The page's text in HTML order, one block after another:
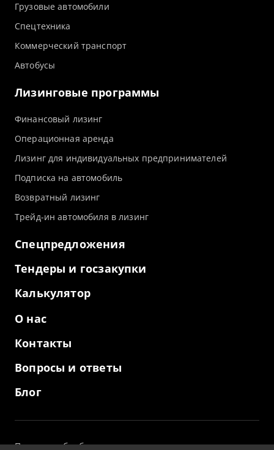
Грузовые автомобили
Спецтехника
Коммерческий транспорт
Автобусы
Лизинговые программы
Финансовый лизинг
Операционная аренда
Лизинг для индивидуальных предпринимателей
Подписка на автомобиль
Возвратный лизинг
Трейд-ин автомобиля в лизинг
Спецпредложения
Тендеры и госзакупки
Калькулятор
О нас
Контакты
Вопросы и ответы
Блог
Политика обработки персональных данных